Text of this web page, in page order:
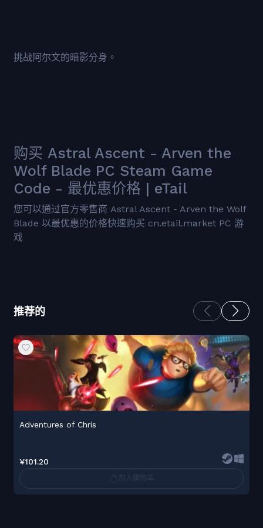
挑战阿尔文的暗影分身。
购买 Astral Ascent - Arven the
Wolf Blade PC Steam Game
Code - 最优惠价格 | eTail
您可以通过官方零售商 Astral Ascent - Arven the Wolf
Blade 以最优惠的价格快速购买 cn.etail.market PC 游
戏
推荐的
Adventures of Chris
¥101.20